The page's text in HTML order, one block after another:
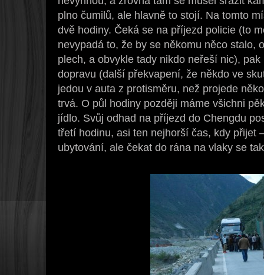
plno čumilů, ale hlavně to stojí. Na tomto
dvě hodiny. Čeká se na příjezd policie (to
nevypadá to, že by se někomu něco stalo,
plech, a obvykle tady nikdo neřeší nic),
dopravu (další překvapení, že někdo ve
jedou v auta z protisměru, než projede
trvá. O půl hodiny později máme všichni
jídlo. Svůj odhad na příjezd do Chengdu
třetí hodinu, asi ten nejhorší čas, kdy přijet
ubytování, ale čekat do rána na vlaky se